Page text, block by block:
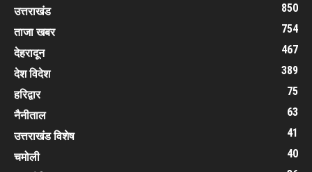
उत्तराखंड
850
ताजा खबर
754
देहरादून
467
देश विदेश
389
हरिद्वार
75
नैनीताल
63
उत्तराखंड विशेष
41
चमोली
40